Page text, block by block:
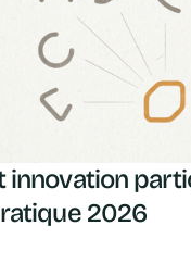
innovation
2026